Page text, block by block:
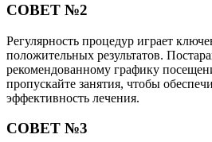
СОВЕТ №2
Регулярность процедур играет
положительных результатов.
рекомендованному графику
пропускайте занятия, чтобы
эффективность лечения.
СОВЕТ №3